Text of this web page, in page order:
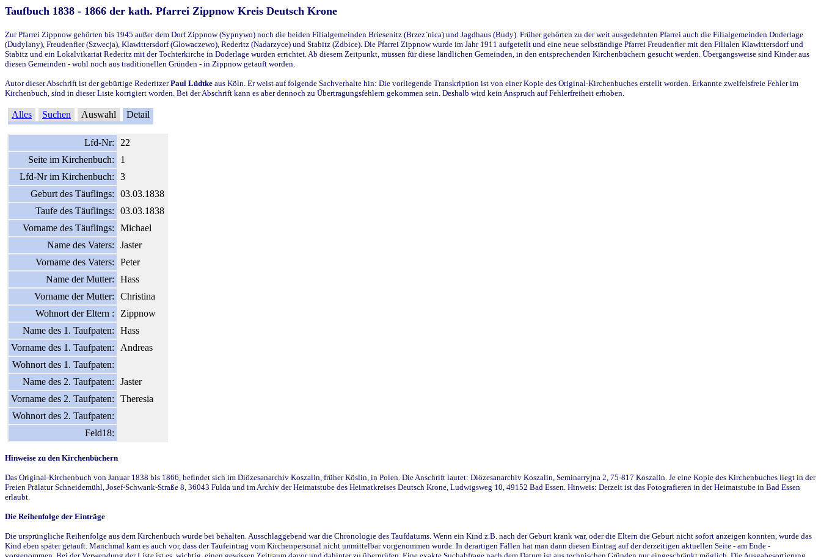
Taufbuch 1838 - 1866 der kath. Pfarrei Zippnow Kreis Deutsch Krone
Zur Pfarrei Zippnow gehörten bis 1945 außer dem Dorf Zippnow (Sypnywo) noch die beiden Filialgemeinden Briesenitz (Brzez`nica) und Jagdhaus (Budy). Früher gehörten zu der weit ausgedehnten Pfarrei auch die Filialgemeinden Doderlage
(Dudylany), Freudenfier (Szwecja), Klawittersdorf (Glowaczewo), Rederitz (Nadarzyce) und Stabitz (Zdbice). Die Pfarrei Zippnow wurde im Jahr 1911 aufgeteilt und eine neue selbständige Pfarrei Freudenfier mit den Filialen Klawittersdorf und
Stabitz und ein Lokalvikariat Rederitz mit der Tochterkirche in Doderlage wurden errichtet. Ab diesem Zeitpunkt, müssen für diese ländlichen Gemeinden, in den entsprechenden Kirchenbüchern gesucht werden. Übergangsweise sind Kinder aus
diesen Gemeinden - wohl noch aus traditionellen Gründen - in Zippnow getauft worden.
Autor dieser Abschrift ist der gebürtige RederitzerPaul Lüdtke aus Köln. Er weist auf folgende Sachverhalte hin: Die vorliegende Transkription ist von einer Kopie des Original-Kirchenbuches erstellt worden. Erkannte zweifelsfreie Fehler im
Kirchenbuch, sind in dieser Liste korrigiert worden. Bei der Abschrift kann es aber dennoch zu Übertragungsfehlern gekommen sein. Deshalb wird kein Anspruch auf Fehlerfreiheit erhoben.
Alles Suchen Auswahl Detail
Lfd-Nr:
22
Seite im Kirchenbuch:
1
Lfd-Nr im Kirchenbuch:
3
Geburt des Täuflings:
03.03.1838
Taufe des Täuflings:
03.03.1838
Vorname des Täuflings:
Michael
Name des Vaters:
Jaster
Vorname des Vaters:
Peter
Name der Mutter:
Hass
Vorname der Mutter:
Christina
Wohnort der Eltern :
Zippnow
Name des 1. Taufpaten:
Hass
Vorname des 1. Taufpaten:
Andreas
Wohnort des 1. Taufpaten:
Name des 2. Taufpaten:
Jaster
Vorname des 2. Taufpaten:
Theresia
Wohnort des 2. Taufpaten:
Feld18:
Hinweise zu den Kirchenbüchern
Das Original-Kirchenbuch von Januar 1838 bis 1866, befindet sich im Diözesanarchiv Koszalin, früher Köslin, in Polen. Die Anschrift lautet: Diözesanarchiv Koszalin, Seminarryjna 2, 75-817 Koszalin. Je eine Kopie des Kirchenbuches liegt in der
Freien Prälatur Schneidemühl, Josef-Schwank-Straße 8, 36043 Fulda und im Archiv der Heimatstube des Heimatkreises Deutsch Krone, Ludwigsweg 10, 49152 Bad Essen. Hinweis: Derzeit ist das Fotografieren in der Heimatstube in Bad Essen
erlaubt.
Die Reihenfolge der Einträge
Die ursprüngliche Reihenfolge aus dem Kirchenbuch wurde bei behalten. Ausschlaggebend war die Chronologie des Taufdatums. Wenn ein Kind z.B. nach der Geburt krank war, oder die Eltern die Geburt nicht sofort anzeigen konnten, wurde das
Kind eben später getauft. Manchmal kam es auch vor, dass der Taufeintrag vom Kirchenpersonal nicht unmittelbar vorgenommen wurde. In derartigen Fällen hat man dann diesen Eintrag auf der derzeitigen aktuellen Seite - am Ende -